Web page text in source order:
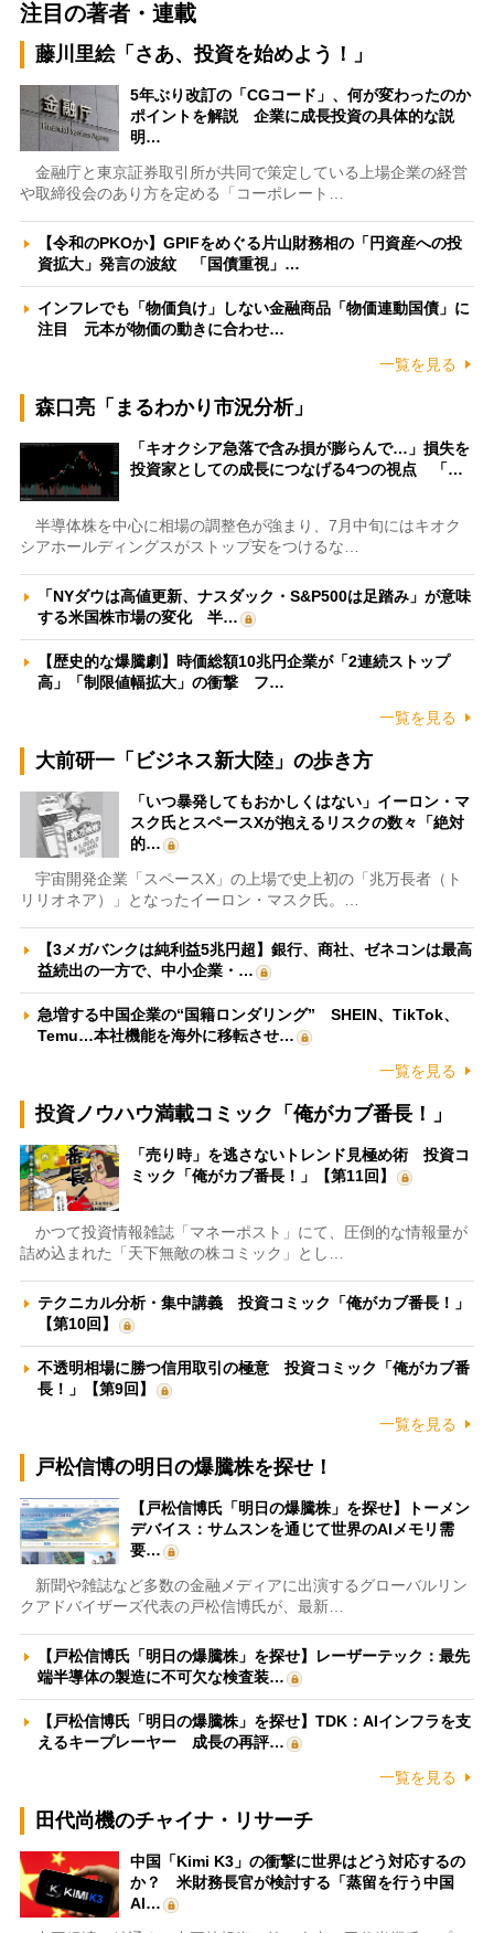
注目の著者・連載
藤川里絵「さあ、投資を始めよう！」
5年ぶり改訂の「CGコード」、何が変わったのか
ポイントを解説 企業に成長投資の具体的な説
明…
金融庁と東京証券取引所が共同で策定している上場企業の経営
や取締役会のあり方を定める「コーポレート…
【令和のPKOか】GPIFをめぐる片山財務相の「円資産への投
資拡大」発言の波紋 「国債重視」…
インフレでも「物価負け」しない金融商品「物価連動国債」に
注目 元本が物価の動きに合わせ…
一覧を見る
森口亮「まるわかり市況分析」
「キオクシア急落で含み損が膨らんで…」損失を
投資家としての成長につなげる4つの視点 「…
半導体株を中心に相場の調整色が強まり、7月中旬にはキオク
シアホールディングスがストップ安をつけるな…
「NYダウは高値更新、ナスダック・S&P500は足踏み」が意味
する米国株市場の変化 半…
【歴史的な爆騰劇】時価総額10兆円企業が「2連続ストップ
高」「制限値幅拡大」の衝撃 フ…
一覧を見る
大前研一「ビジネス新大陸」の歩き方
「いつ暴発してもおかしくはない」イーロン・マ
スク氏とスペースXが抱えるリスクの数々「絶対
的…
宇宙開発企業「スペースX」の上場で史上初の「兆万長者（ト
リリオネア）」となったイーロン・マスク氏。…
【3メガバンクは純利益5兆円超】銀行、商社、ゼネコンは最高
益続出の一方で、中小企業・…
急増する中国企業の“国籍ロンダリング” SHEIN、TikTok、
Temu…本社機能を海外に移転させ…
一覧を見る
投資ノウハウ満載コミック「俺がカブ番長！」
「売り時」を逃さないトレンド見極め術 投資コ
ミック「俺がカブ番長！」【第11回】
かつて投資情報雑誌「マネーポスト」にて、圧倒的な情報量が
詰め込まれた「天下無敵の株コミック」とし…
テクニカル分析・集中講義 投資コミック「俺がカブ番長！」
【第10回】
不透明相場に勝つ信用取引の極意 投資コミック「俺がカブ番
長！」【第9回】
一覧を見る
戸松信博の明日の爆騰株を探せ！
【戸松信博氏「明日の爆騰株」を探せ】トーメン
デバイス：サムスンを通じて世界のAIメモリ需
要…
新聞や雑誌など多数の金融メディアに出演するグローバルリン
クアドバイザーズ代表の戸松信博氏が、最新…
【戸松信博氏「明日の爆騰株」を探せ】レーザーテック：最先
端半導体の製造に不可欠な検査装…
【戸松信博氏「明日の爆騰株」を探せ】TDK：AIインフラを支
えるキープレーヤー 成長の再評…
一覧を見る
田代尚機のチャイナ・リサーチ
中国「Kimi K3」の衝撃に世界はどう対応するの
か？ 米財務長官が検討する「蒸留を行う中国
AI…